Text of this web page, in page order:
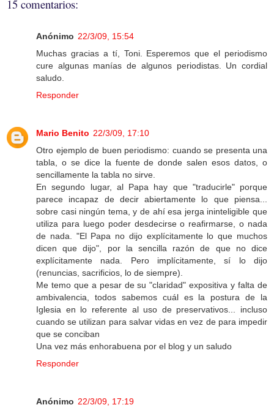
15 comentarios:
Anónimo 22/3/09, 15:54
Muchas gracias a tí, Toni. Esperemos que el periodismo
cure algunas manías de algunos periodistas. Un cordial
saludo.
Responder
Mario Benito 22/3/09, 17:10
Otro ejemplo de buen periodismo: cuando se presenta una
tabla, o se dice la fuente de donde salen esos datos, o
sencillamente la tabla no sirve.
En segundo lugar, al Papa hay que "traducirle" porque
parece incapaz de decir abiertamente lo que piensa...
sobre casi ningún tema, y de ahí esa jerga ininteligible que
utiliza para luego poder desdecirse o reafirmarse, o nada
de nada. "El Papa no dijo explícitamente lo que muchos
dicen que dijo", por la sencilla razón de que no dice
explícitamente nada. Pero implícitamente, sí lo dijo
(renuncias, sacrificios, lo de siempre).
Me temo que a pesar de su "claridad" expositiva y falta de
ambivalencia, todos sabemos cuál es la postura de la
Iglesia en lo referente al uso de preservativos... incluso
cuando se utilizan para salvar vidas en vez de para impedir
que se conciban
Una vez más enhorabuena por el blog y un saludo
Responder
Anónimo 22/3/09, 17:19